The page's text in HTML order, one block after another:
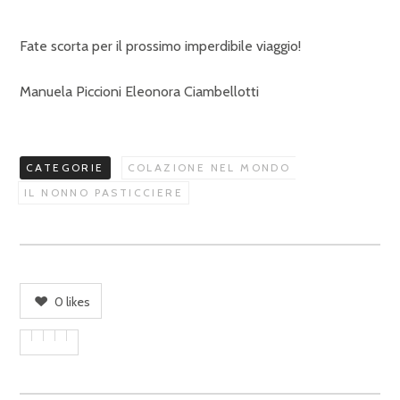
Fate scorta per il prossimo imperdibile viaggio!
Manuela Piccioni Eleonora Ciambellotti
CATEGORIE
COLAZIONE NEL MONDO
IL NONNO PASTICCIERE
0 likes